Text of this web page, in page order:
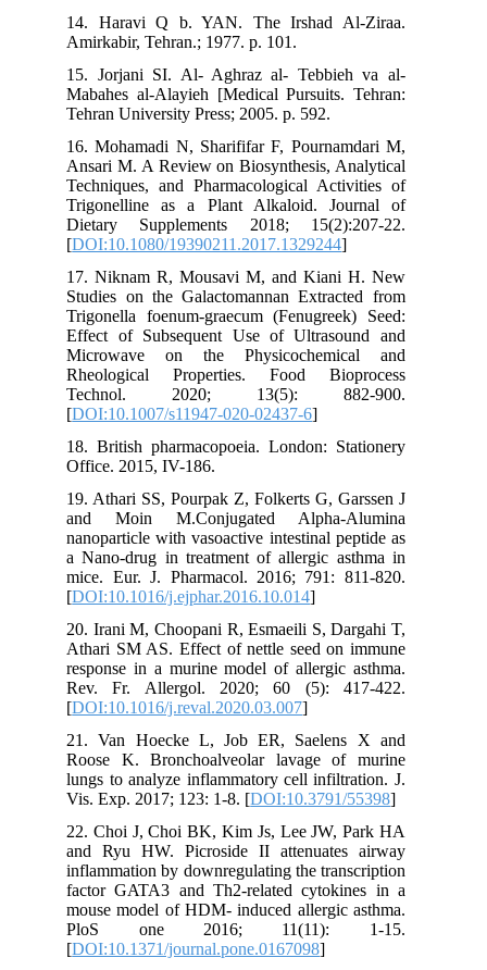
14. Haravi Q b. YAN. The Irshad Al-Ziraa.
Amirkabir, Tehran.; 1977. p. 101.
15. Jorjani SI. Al- Aghraz al- Tebbieh va al-
Mabahes al-Alayieh [Medical Pursuits. Tehran:
Tehran University Press; 2005. p. 592.
16. Mohamadi N, Sharififar F, Pournamdari M,
Ansari M. A Review on Biosynthesis, Analytical
Techniques, and Pharmacological Activities of
Trigonelline as a Plant Alkaloid. Journal of
Dietary Supplements 2018; 15(2):207-22.
[DOI:10.1080/19390211.2017.1329244
17. Niknam R, Mousavi M, and Kiani H. New
Studies on the Galactomannan Extracted from
Trigonella foenum-graecum (Fenugreek) Seed:
Effect of Subsequent Use of Ultrasound and
Microwave on the Physicochemical and
Rheological Properties. Food Bioprocess
Technol. 2020; 13(5): 882-900.
[DOI:10.1007/s11947-020-02437-6
18. British pharmacopoeia. London: Stationery
Office. 2015, IV-186.
19. Athari SS, Pourpak Z, Folkerts G, Garssen J
and Moin M.Conjugated Alpha-Alumina
nanoparticle with vasoactive intestinal peptide as
a Nano-drug in treatment of allergic asthma in
mice. Eur. J. Pharmacol. 2016; 791: 811-820.
[DOI:10.1016/j.ejphar.2016.10.014
20. Irani M, Choopani R, Esmaeili S, Dargahi T,
Athari SM AS. Effect of nettle seed on immune
response in a murine model of allergic asthma.
Rev. Fr. Allergol. 2020; 60 (5): 417-422.
[DOI:10.1016/j.reval.2020.03.007
21. Van Hoecke L, Job ER, Saelens X and
Roose K. Bronchoalveolar lavage of murine
lungs to analyze inflammatory cell infiltration. J.
Vis. Exp. 2017; 123: 1-8. [DOI:10.3791/55398
22. Choi J, Choi BK, Kim Js, Lee JW, Park HA
and Ryu HW. Picroside II attenuates airway
inflammation by downregulating the transcription
factor GATA3 and Th2-related cytokines in a
mouse model of HDM- induced allergic asthma.
PloS one 2016; 11(11): 1-15.
[DOI:10.1371/journal.pone.0167098